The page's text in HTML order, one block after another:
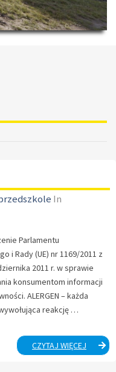
In
Parlamentu
i Rady (UE) nr 1169/2011 z
2011 r. w sprawie
konsumentom informacji
ALERGEN – każda
reakcję …
CZYTAJ WIĘCEJ TABELA